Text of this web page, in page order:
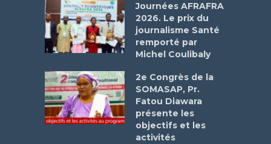
Journées AFRAFRA
2026. Le prix du
journalisme Santé
remporté par
Michel Coulibaly
2e Congrès de la
SOMASAP, Pr.
Fatou Diawara
présente les
objectifs et les
activités